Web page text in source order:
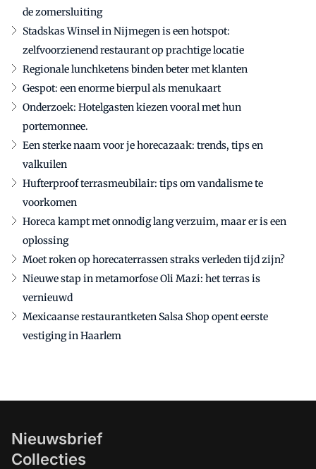
de zomersluiting
Stadskas Winsel in Nijmegen is een hotspot:
zelfvoorzienend restaurant op prachtige locatie
Regionale lunchketens binden beter met klanten
Gespot: een enorme bierpul als menukaart
Onderzoek: Hotelgasten kiezen vooral met hun
portemonnee.
Een sterke naam voor je horecazaak: trends, tips en
valkuilen
Hufterproof terrasmeubilair: tips om vandalisme te
voorkomen
Horeca kampt met onnodig lang verzuim, maar er is een
oplossing
Moet roken op horecaterrassen straks verleden tijd zijn?
Nieuwe stap in metamorfose Oli Mazi: het terras is
vernieuwd
Mexicaanse restaurantketen Salsa Shop opent eerste
vestiging in Haarlem
Nieuwsbrief
Collecties